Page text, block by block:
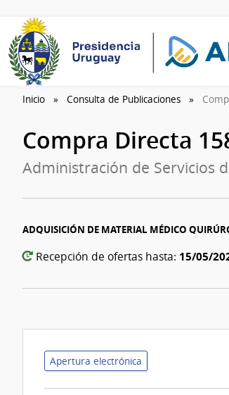
Inicio Consulta de Publicaciones
Compra Directa
Administración de Servicios
ADQUISICIÓN DE MATERIAL MÉDICO
Recepción de ofertas hasta: 15/05/
Apertura electrónica